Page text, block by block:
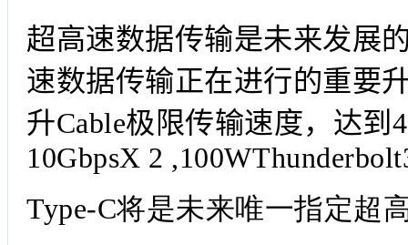
超高速数据传输是未来发展
速数据传输正在进行的重要
升Cable极限传输速度，达到
10GbpsX 2 ,100W
Type-C将是未来唯一指定超